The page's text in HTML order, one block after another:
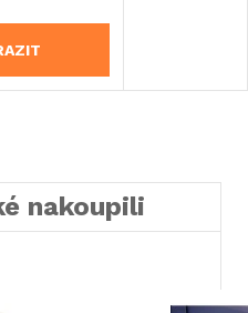
nakoupili